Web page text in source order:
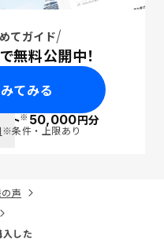
てガイド
無料公開中！
てみる
ト※50,000円分
※条件・上限あり
声
した